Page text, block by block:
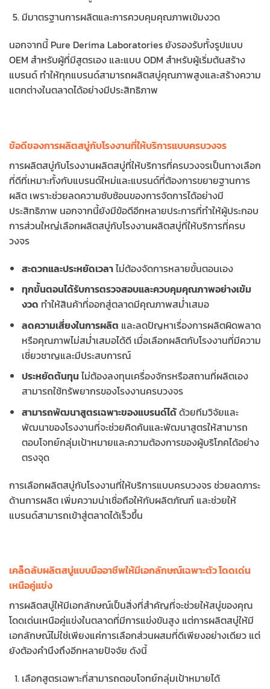
มีมาตรฐานการผลิตและการควบคุมคุณภาพเข้มงวด
นอกจากนี้ Pure Derima Laboratories ยังรองรับทั้งรูปแบบ
OEM สำหรับผู้ที่มีสูตรเอง และแบบ ODM สำหรับผู้เริ่มต้นสร้าง
แบรนด์ ทำให้ทุกแบรนด์สามารถผลิตสบู่คุณภาพสูงและสร้างความ
แตกต่างในตลาดได้อย่างมีประสิทธิภาพ
ข้อดีของการผลิตสบู่กับโรงงานที่ให้บริการแบบครบวงจร
การผลิตสบู่กับโรงงานผลิตสบู่ที่ให้บริการที่ครบวงจรเป็นทางเลือก
ที่ดีที่เหมาะทั้งกับแบรนด์ใหม่และแบรนด์ที่ต้องการขยายฐานการ
ผลิต เพราะช่วยลดความซับซ้อนของการจัดการได้อย่างมี
ประสิทธิภาพ นอกจากนี้ยังมีข้อดีอีกหลายประการที่ทำให้ผู้ประกอบ
การส่วนใหญ่เลือกผลิตสบู่กับโรงงานผลิตสบู่ที่ให้บริการที่ครบ
วงจร
สะดวกและประหยัดเวลาไม่ต้องจัดการหลายขั้นตอนเอง
ทุกขั้นตอนได้รับการตรวจสอบและควบคุมคุณภาพอย่างเข้ม
งวด ทำให้สินค้าที่ออกสู่ตลาดมีคุณภาพสม่ำเสมอ
ลดความเสี่ยงในการผลิต และลดปัญหาเรื่องการผลิตผิดพลาด
หรือคุณภาพไม่สม่ำเสมอได้ดี เมื่อเลือกผลิตกับโรงงานที่มีความ
เชี่ยวชาญและมีประสบการณ์
ประหยัดต้นทุนไม่ต้องลงทุนเครื่องจักรหรือสถานที่ผลิตเอง
สามารถใช้ทรัพยากรของโรงงานครบวงจร
สามารถพัฒนาสูตรเฉพาะของแบรนด์ได้ด้วยทีมวิจัยและ
พัฒนาของโรงงานที่จะช่วยคิดค้นและพัฒนาสูตรให้สามารถ
ตอบโจทย์กลุ่มเป้าหมายและความต้องการของผู้บริโภคได้อย่าง
ตรงจุด
การเลือกผลิตสบู่กับโรงงานที่ให้บริการแบบครบวงจร ช่วยลดภาระ
ด้านการผลิต เพิ่มความน่าเชื่อถือให้กับผลิตภัณฑ์ และช่วยให้
แบรนด์สามารถเข้าสู่ตลาดได้เร็วขึ้น
เคล็ดลับผลิตสบู่แบบมืออาชีพให้มีเอกลักษณ์เฉพาะตัว โดดเด่น
เหนือคู่แข่ง
การผลิตสบู่ให้มีเอกลักษณ์เป็นสิ่งที่สำคัญที่จะช่วยให้สบู่ของคุณ
โดดเด่นเหนือคู่แข่งในตลาดที่มีการแข่งขันสูง แต่การผลิตสบู่ให้มี
เอกลักษณ์ไม่ใช่เพียงแค่การเลือกส่วนผสมที่ดีเพียงอย่างเดียว แต่
ยังต้องคำนึงถึงอีกหลายปัจจัย ดังนี้
เลือกสูตรเฉพาะที่สามารถตอบโจทย์กลุ่มเป้าหมายได้